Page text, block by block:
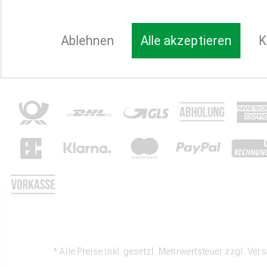
Partner werden
* Alle Preise inkl. gesetzl. Mehrwertsteuer zzgl.
Ablehnen Alle akzeptieren